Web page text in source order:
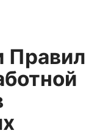
Правил